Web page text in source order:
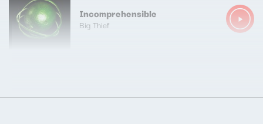
Incomprehensible
Big Thief